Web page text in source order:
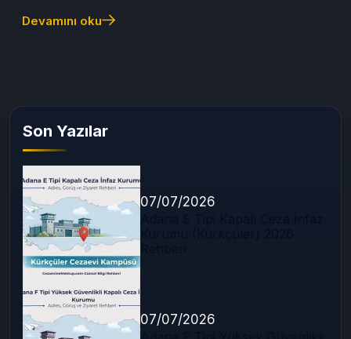
Devamını oku
Son Yazılar
07/07/2026
07/07/2026